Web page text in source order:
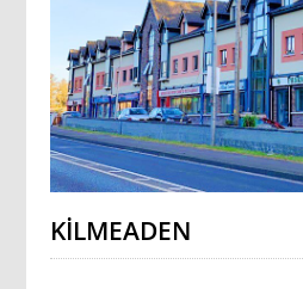
KILMEADEN